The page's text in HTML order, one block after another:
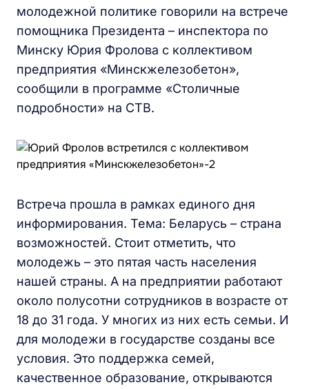
молодежной политике говорили на встрече
помощника Президента – инспектора по
Минску Юрия Фролова с коллективом
предприятия «Минскжелезобетон»,
сообщили в программе «Столичные
подробности» на СТВ.
Встреча прошла в рамках единого дня
информирования. Тема: Беларусь – страна
возможностей. Стоит отметить, что
молодежь – это пятая часть населения
нашей страны. А на предприятии работают
около полусотни сотрудников в возрасте от
18 до 31 года. У многих из них есть семьи. И
для молодежи в государстве созданы все
условия. Это поддержка семей,
качественное образование, открываются